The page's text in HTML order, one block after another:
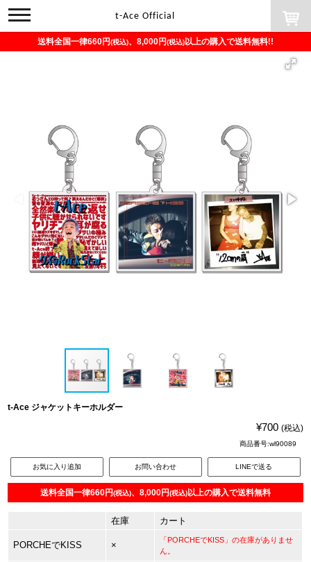
toggle
navigation
t-Ace Official
送料全国一律660円(税込)、8,000円(税込)以上の購入で送料無料!!
t-Ace ジャケットキーホルダー
¥700 (税込)
商品番号:wl90089
お気に入り追加 お問い合わせ LINEで送る
送料全国一律660円(税込)、8,000円(税込)以上の購入で送料無料
在庫 カート
PORCHEでKISS ×
「PORCHEでKISS」の在庫がありませ
ん。